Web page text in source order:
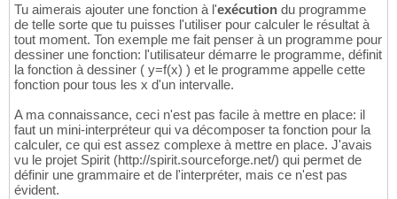
Tu aimerais ajouter une fonction à l'exécution du programme
de telle sorte que tu puisses l'utiliser pour calculer le résultat à
tout moment. Ton exemple me fait penser à un programme pour
dessiner une fonction: l'utilisateur démarre le programme, définit
la fonction à dessiner ( y=f(x) ) et le programme appelle cette
fonction pour tous les x d'un intervalle.
A ma connaissance, ceci n'est pas facile à mettre en place: il
faut un mini-interpréteur qui va décomposer ta fonction pour la
calculer, ce qui est assez complexe à mettre en place. J'avais
vu le projet Spirit (http://spirit.sourceforge.net/) qui permet de
définir une grammaire et de l'interpréter, mais ce n'est pas
évident.